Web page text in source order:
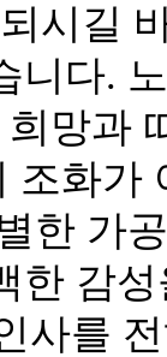
시길
니다.
망과
조화가
한 가
한 감
사를